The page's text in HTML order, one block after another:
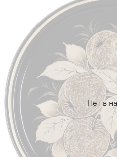
Нет в